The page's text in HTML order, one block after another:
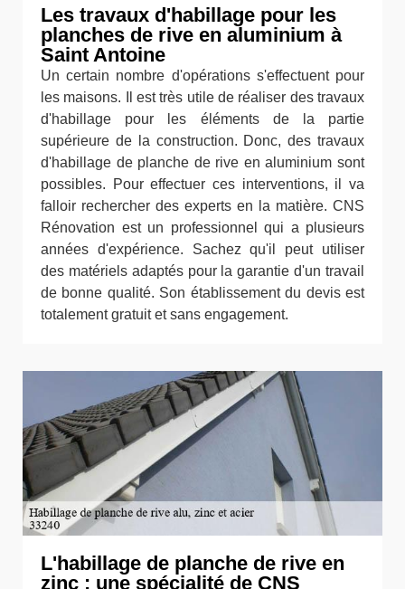
Les travaux d'habillage pour les
planches de rive en aluminium à
Saint Antoine
Un certain nombre d'opérations s'effectuent pour
les maisons. Il est très utile de réaliser des travaux
d'habillage pour les éléments de la partie
supérieure de la construction. Donc, des travaux
d'habillage de planche de rive en aluminium sont
possibles. Pour effectuer ces interventions, il va
falloir rechercher des experts en la matière. CNS
Rénovation est un professionnel qui a plusieurs
années d'expérience. Sachez qu'il peut utiliser
des matériels adaptés pour la garantie d'un travail
de bonne qualité. Son établissement du devis est
totalement gratuit et sans engagement.
L'habillage de planche de rive en
zinc : une spécialité de CNS